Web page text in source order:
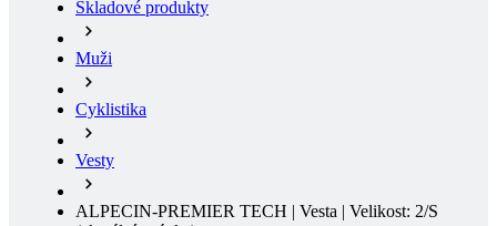
Cyklistika
Vesty
ALPECIN-PREMIER TECH | Vesta | Velikost: 2/S
(aktuální stránka)
NOVINKA
Klasický střih